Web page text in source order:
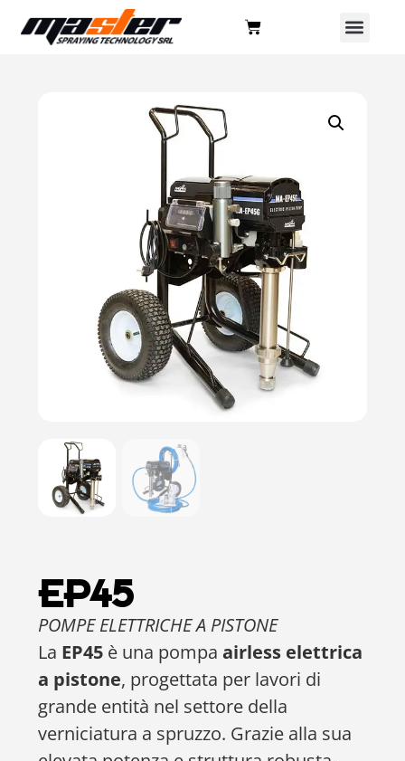
EP45
POMPE ELETTRICHE A PISTONE
La EP45 è una pompa airless elettrica
a pistone, progettata per lavori di
grande entità nel settore della
verniciatura a spruzzo. Grazie alla sua